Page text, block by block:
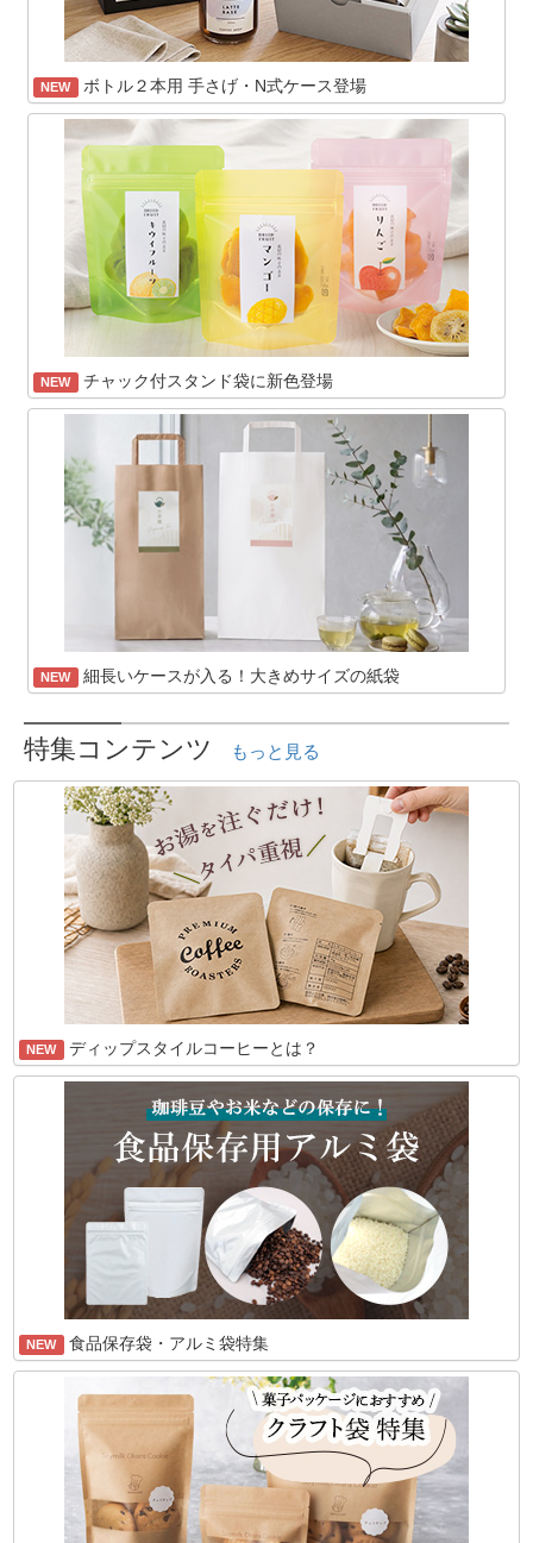
NEW ボトル２本用 手さげ・N式ケース登場
NEW チャック付スタンド袋に新色登場
NEW 細長いケースが入る！大きめサイズの紙袋
特集コンテンツ もっと見る
NEW ディップスタイルコーヒーとは？
NEW 食品保存袋・アルミ袋特集